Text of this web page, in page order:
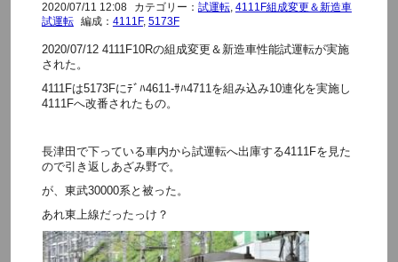
2020/07/11 12:08 カテゴリー： 試運転, 4111F組成変更＆新造車
試運転
編成： 4111F, 5173F
2020/07/12 4111F10Rの組成変更＆新造車性能試運転が実施
された。
4111Fは5173Fにﾃﾞﾊ4611-ｻﾊ4711を組み込み10連化を実施し
4111Fへ改番されたもの。
長津田で下っている車内から試運転へ出庫する4111Fを見た
ので引き返しあざみ野で。
が、東武30000系と被った。
あれ東上線だったっけ？